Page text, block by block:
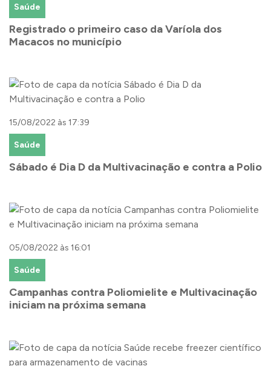
Saúde
Registrado o primeiro caso da Varíola dos
Macacos no município
15/08/2022 às 17:39
Saúde
Sábado é Dia D da Multivacinação e contra a Polio
05/08/2022 às 16:01
Saúde
Campanhas contra Poliomielite e Multivacinação
iniciam na próxima semana